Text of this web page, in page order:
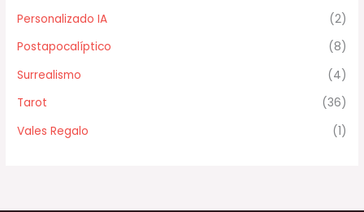
Personalizado IA
(2)
Postapocalíptico
(8)
Surrealismo
(4)
Tarot
(36)
Vales Regalo
(1)